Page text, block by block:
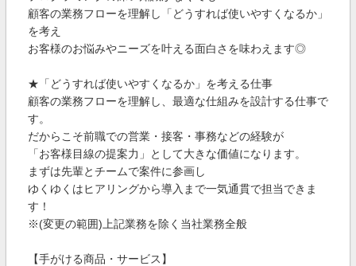
顧客の業務フローを理解し「どうすれば使いやすくなるか」
を考え
お客様のお悩みやニーズを叶える面白さを味わえます◎
★「どうすれば使いやすくなるか」を考える仕事
顧客の業務フローを理解し、最適な仕組みを設計する仕事で
す。
だからこそ前職での営業・接客・事務などの経験が
「お客様目線の提案力」として大きな価値になります。
まずは先輩とチームで案件に参画し
ゆくゆくはヒアリングから導入まで一気通貫で担当できま
す！
※(変更の範囲)上記業務を除く当社業務全般
【手がける商品・サービス】